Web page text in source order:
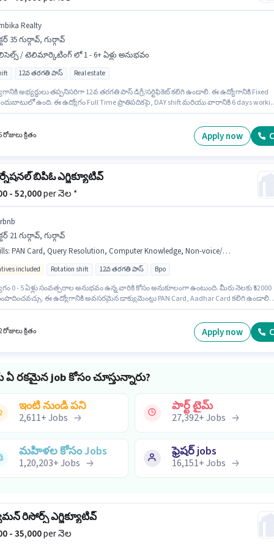
Realty
35 గుర్గావ్, గుర్గావ్
/ టెలిమార్కెటింగ్ లో 1 - 6+ ఏళ్లు అనుభవం
12వ తరగతి పాస్ Real estate
అభ్యర్థులు తప్పనిసరిగా 12వ తరగతి పాస్ డిగ్రీ/సర్టిఫికెట్ కలిగి ఉండాలి. ఈ ఉద్యోగానికి Fixed
ఉంది. ఈ ఉద్యోగం Full Time ప్రాతిపదికపై, DAY shift మరియు వారానికి 6 days
35 గుర్గావ్, గుర్గావ్ లో ఉంది.
రోజులు క్రితం Apply now
బిపిఓ ఎగ్జిక్యూటివ్
- 52,000per నెల *
21 గుర్గావ్, గుర్గావ్
: PAN Card, Query Resolution, Computer Knowledge, Non-voice/Chat Process, Aadhar Card, International Calling
included Rotation shift 12వ తరగతి పాస్ Bpo
0 - 5 ఏళ్లు సంవత్సరాల అనుభవం ఉన్న వారికి కోసం అనుకూలంగా ఉంటుంది. మీరు నెలకు ₹52000
ఈ ఉద్యోగానికి అవసరమైన డాక్యుమెంట్లు PAN Card, Aadhar Card కలిగి ఉండాలి.
కలిగి ఉండాలి. ఈ ఉద్యోగానికి అర్హత పొందేందుకు అభ్యర్థికి Computer Knowledge, International
Query Resolution, Non-voice/Chat Process వంటి నైపుణ్యాలు ఉండాలి.
రోజులు క్రితం Apply now
ఏ రకమైన job కోసం చూస్తున్నారు?
ఇంటి నుండి పని
2,611+Jobs
పార్ట్ టైమ్
27,392+Jobs
మహిళల కోసం Jobs
1,20,203+Jobs
ఫ్రెషర్ jobs
16,151+Jobs
రిసోర్స్ ఎగ్జిక్యూటివ్
- 35,000per నెల